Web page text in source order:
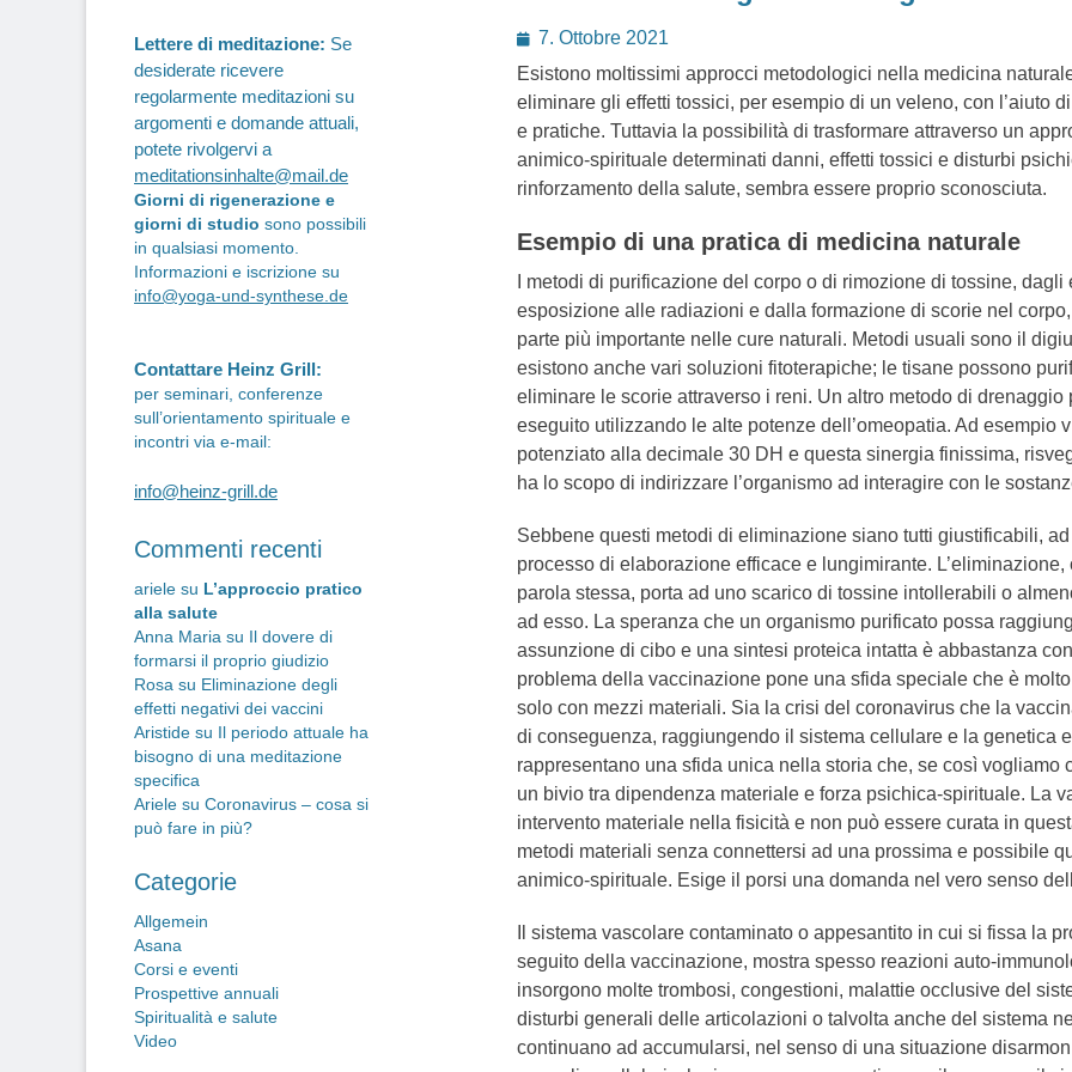
Posted
on
7. Ottobre 2021
Esistono moltissimi approcci metodologici nella medicina
eliminare gli effetti tossici, per esempio di un veleno, con l’aiuto
e pratiche. Tuttavia la possibilità di trasformare attraverso un
animico-spirituale determinati danni, effetti tossici e disturbi
rinforzamento della salute, sembra essere proprio sconosciuta.
Esempio di una pratica di medicina naturale
I metodi di purificazione del corpo o di rimozione di tossine, dagli
esposizione alle radiazioni e dalla formazione di scorie nel
parte più importante nelle cure naturali. Metodi usuali sono il
esistono anche vari soluzioni fitoterapiche; le tisane possono
eliminare le scorie attraverso i reni. Un altro metodo di drenaggio
eseguito utilizzando le alte potenze dell’omeopatia. Ad esempio
potenziato alla decimale 30 DH e questa sinergia finissima,
ha lo scopo di indirizzare l’organismo ad interagire con le
Sebbene questi metodi di eliminazione siano tutti giustificabili,
processo di elaborazione efficace e lungimirante. L’eliminazione,
parola stessa, porta ad uno scarico di tossine intollerabili o
ad esso. La speranza che un organismo purificato possa
assunzione di cibo e una sintesi proteica intatta è abbastanza
problema della vaccinazione pone una sfida speciale che è
solo con mezzi materiali. Sia la crisi del coronavirus che la
di conseguenza, raggiungendo il sistema cellulare e la genetica
rappresentano una sfida unica nella storia che, se così vogliamo
un bivio tra dipendenza materiale e forza psichica-spirituale. La
intervento materiale nella fisicità e non può essere curata in
metodi materiali senza connettersi ad una prossima e possibile
animico-spirituale. Esige il porsi una domanda nel vero senso
Il sistema vascolare contaminato o appesantito in cui si fissa la
seguito della vaccinazione, mostra spesso reazioni auto-
insorgono molte trombosi, congestioni, malattie occlusive del
disturbi generali delle articolazioni o talvolta anche del sistema
continuano ad accumularsi, nel senso di una situazione
Lettere di meditazione: Se
desiderate ricevere
regolarmente meditazioni su
argomenti e domande attuali,
potete rivolgervi a
meditationsinhalte@mail.de
Giorni di rigenerazione e
giorni di studio sono possibili
in qualsiasi momento.
Informazioni e iscrizione su
info@yoga-und-synthese.de
Contattare Heinz Grill:
per seminari, conferenze
sull’orientamento spirituale e
incontri via e-mail:
info@heinz-grill.de
Commenti recenti
ariele su L’approccio pratico
alla salute
Anna Maria su Il dovere di
formarsi il proprio giudizio
Rosa su Eliminazione degli
effetti negativi dei vaccini
Aristide su Il periodo attuale ha
bisogno di una meditazione
specifica
Ariele su Coronavirus – cosa si
può fare in più?
Categorie
Allgemein
Asana
Corsi e eventi
Prospettive annuali
Spiritualità e salute
Video